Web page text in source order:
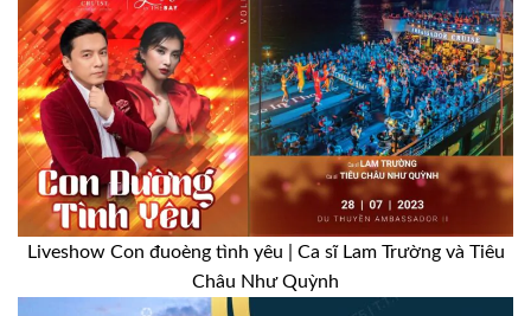
Liveshow Con đuoèng tình yêu | Ca sĩ Lam Trường và Tiêu
Châu Như Quỳnh